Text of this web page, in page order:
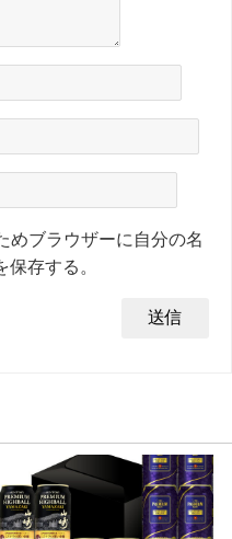
めブラウザーに自分の名
存する。